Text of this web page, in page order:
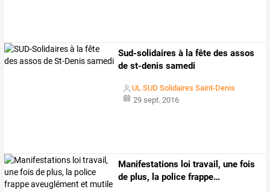
Sud-solidaires à la fête des assos
de st-denis samedi
UL SUD Solidaires Saint-Denis
29 sept. 2016
Manifestations loi travail, une fois
de plus, la police frappe…